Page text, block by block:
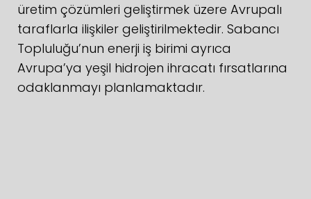
üretim çözümleri geliştirmek üzere Avrupalı
taraflarla ilişkiler geliştirilmektedir. Sabancı
Topluluğu’nun enerji iş birimi ayrıca
Avrupa’ya yeşil hidrojen ihracatı fırsatlarına
odaklanmayı planlamaktadır.